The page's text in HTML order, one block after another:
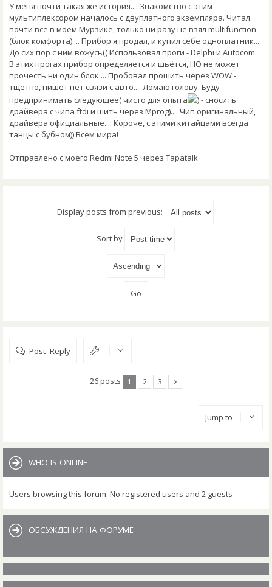
У меня почти такая же история.... Знакомство с этим
мультиплексором началось с двуплатного экземпляра. Читал
почти всё в моём Мурзике, только ни разу не взял multifunction
(блок комфорта).... Прибор я продал, и купил себе одноплатник....
До сих пор с ним вожусь(( Использовал проги - Delphi и Autocom.
В этих прогах прибор определяется и шьётся, НО не может
прочесть ни один блок.... Пробовал прошить через WOW -
тщетно, пишет нет связи с авто.... Ломаю голову. Буду
предпринимать следующее( чисто для опыта
) - сносить
драйвера с чипа ftdi и шить через Mprog).... Чип оригинальный,
драйвера официальные.... Короче, с этими китайцами всегда
танцы с бубном)) Всем мира!
Отправлено с моего Redmi Note 5 через Tapatalk
Display posts from previous:
Sort by
Post Reply
26 posts 1 2 3
Jump to
WHO IS ONLINE
Users browsing this forum: No registered users and 2 guests
ОБСУЖДЕНИЯ НА ФОРУМЕ